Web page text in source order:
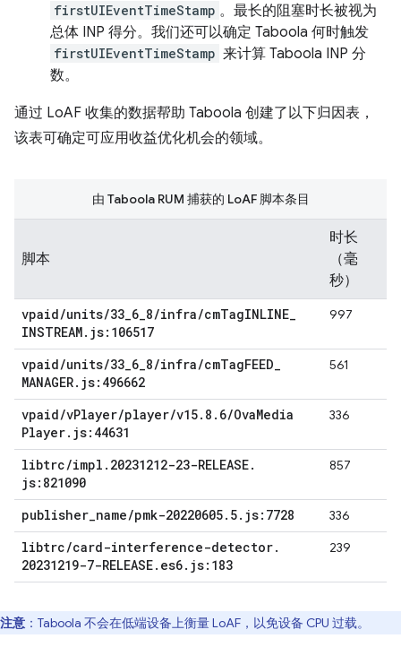
firstUIEventTimeStamp 。最长的阻塞时长被视为
总体 INP 得分。我们还可以确定 Taboola 何时触发
firstUIEventTimeStamp 来计算 Taboola INP 分
数。
通过 LoAF 收集的数据帮助 Taboola 创建了以下归因表，
该表可确定可应用收益优化机会的领域。
脚本
时长
（毫
秒）
vpaid/units/33 6 8/infra/cmTagINLINE
INSTREAM. js:106517
997
vpaid/units/33 6 8/infra/cmTagFEED
MANAGER. js:496662
561
vpaid/vPlayer/player/v15. 8 . 6/OvaMedia
Player. js:44631
336
libtrc/impl . 20231212-23-RELEASE.
js:821090
857
publisher name/pmk-20220605. 5. js:7728 336
libtrc/card-interference-detector.
20231219-7-RELEASE. es6. js:183
239
由 Taboola RUM 捕获的 LoAF 脚本条目
注意 ：Taboola 不会在低端设备上衡量 LoAF，以免设备 CPU 过载。